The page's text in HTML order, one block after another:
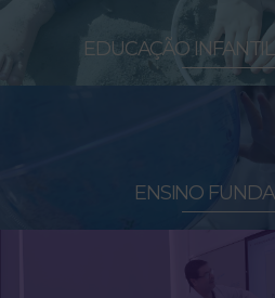
EDUCAÇÃO
ENSINO